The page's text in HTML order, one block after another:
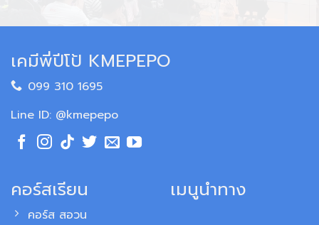
เคมีพี่ปีโป้ KMEPEPO
099 310 1695
Line ID: @kmepepo
คอร์สเรียน
คอร์ส สอวน
เมนูนำทาง